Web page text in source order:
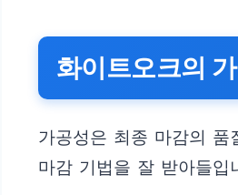
화이트오크의
가공성은 최종 마감의
마감 기법을 잘 받아들입